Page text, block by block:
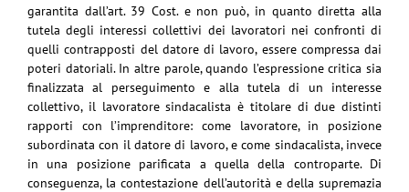
garantita dall’art. 39 Cost. e non può, in quanto diretta alla
tutela degli interessicollettivi dei lavoratori nei confronti di
quelli contrapposti del datore di lavoro, essere compressa dai
poteri datoriali. In altre parole, quando l’espressione critica sia
finalizzata al perseguimento e alla tutela di un interesse
collettivo, il lavoratore sindacalista è titolare di due distinti
rapporti con l’imprenditore: come lavoratore, in posizione
subordinata con il datore di lavoro, e come sindacalista, invece
in una posizione parificata a quella della controparte. Di
conseguenza, la contestazione dell’autorità e della supremazia